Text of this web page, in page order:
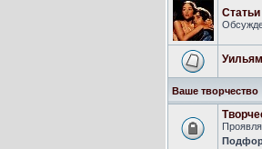
Статьи
Ваше творчество